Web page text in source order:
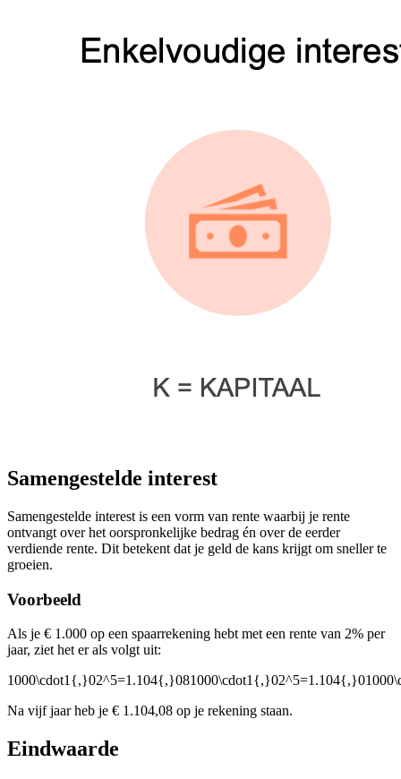
Samengestelde interest
Samengestelde interest is een vorm van rente waarbij je rente
ontvangt over het oorspronkelijke bedrag én over de eerder
verdiende rente. Dit betekent dat je geld de kans krijgt om sneller te
groeien.
Voorbeeld
Als je € 1.000 op een spaarrekening hebt met een rente van 2% per
jaar, ziet het er als volgt uit:
Na vijf jaar heb je € 1.104,08 op je rekening staan.
Eindwaarde